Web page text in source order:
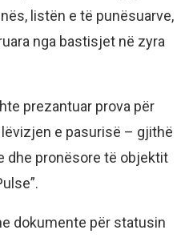
listën e të punësuarve,
nga bastisjet në zyra
prezantuar prova për
e pasurisë – gjithë
dhe pronësore të objektit
dokumente për statusin